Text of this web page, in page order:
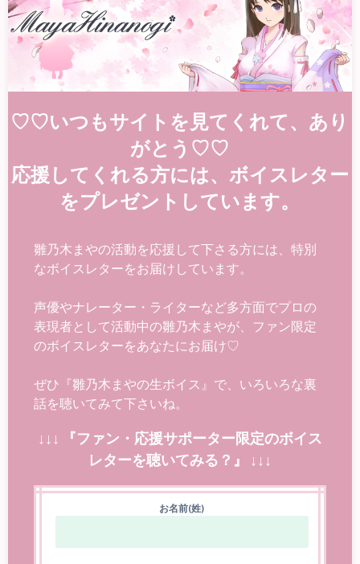
♡♡いつもサイトを見てくれて、あり
がとう♡♡
応援してくれる方には、ボイスレター
をプレゼントしています。
雛乃木まやの活動を応援して下さる方には、特別
なボイスレターをお届けしています。
声優やナレーター・ライターなど多方面でプロの
表現者として活動中の雛乃木まやが、ファン限定
のボイスレターをあなたにお届け♡
ぜひ『雛乃木まやの生ボイス』で、いろいろな裏
話を聴いてみて下さいね。
↓↓↓ 『ファン・応援サポーター限定のボイス
レターを聴いてみる？』 ↓↓↓
お名前(姓)